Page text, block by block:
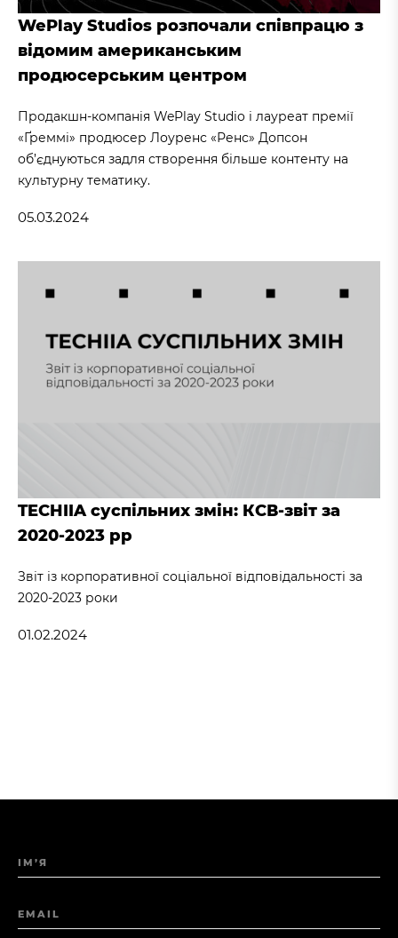
WePlay Studios розпочали співпрацю з
відомим американським
продюсерським центром
Продакшн-компанія WePlay Studio і лауреат премії
«Ґреммі» продюсер Лоуренс «Ренс» Допсон
об’єднуються задля створення більше контенту на
культурну тематику.
05.03.2024
TECHIIA суспільних змін: КСВ-звіт за
2020-2023 рр
Звіт із корпоративної соціальної відповідальності за
2020-2023 роки
01.02.2024
ІМ’Я
EMAIL